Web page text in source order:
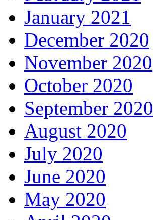
January 2021
December 2020
November 2020
October 2020
September 2020
August 2020
July 2020
June 2020
May 2020